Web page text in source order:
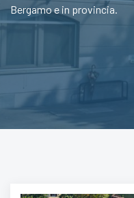
Bergamo e in provincia.